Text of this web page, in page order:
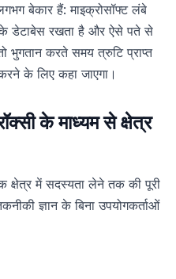
बेकार हैं: माइक्रोसॉफ्ट लंबे
डेटाबेस रखता है और ऐसे पते से
भुगतान करते समय त्रुटि प्राप्त
के लिए कहा जाएगा।
के माध्यम से क्षेत्र
क्षेत्र में सदस्यता लेने तक की पूरी
ज्ञान के बिना उपयोगकर्ताओं